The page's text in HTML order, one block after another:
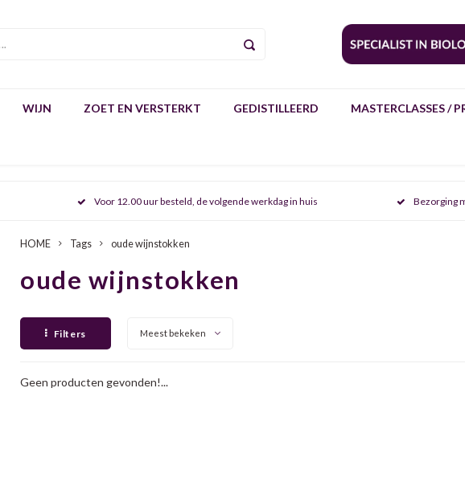
WIJN ZOET EN VERSTERKT GEDISTILLEERD MASTERCLASSES /
Voor 12.00 uur besteld, de volgende werkdag in huis Bezorging
HOME Tags oude wijnstokken
oude wijnstokken
Filters Meest bekeken
Geen producten gevonden!...